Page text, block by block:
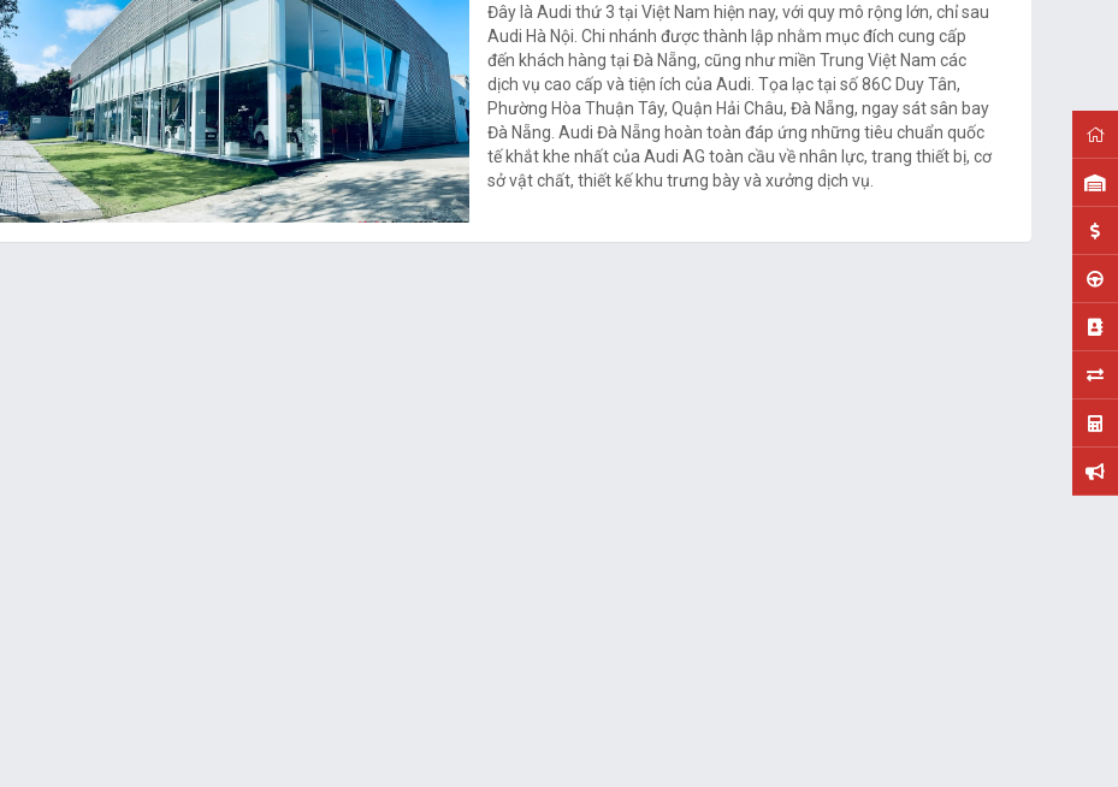
Đây là Audi thứ 3 tại Việt Nam hiện nay, với quy mô rộng lớn, chỉ sau
Audi Hà Nội. Chi nhánh được thành lập nhằm mục đích cung cấp
đến khách hàng tại Đà Nẵng, cũng như miền Trung Việt Nam các
dịch vụ cao cấp và tiện ích của Audi. Tọa lạc tại số 86C Duy Tân,
Phường Hòa Thuận Tây, Quận Hải Châu, Đà Nẵng, ngay sát sân bay
Đà Nẵng. Audi Đà Nẵng hoàn toàn đáp ứng những tiêu chuẩn quốc
tế khắt khe nhất của Audi AG toàn cầu về nhân lực, trang thiết bị, cơ
sở vật chất, thiết kế khu trưng bày và xưởng dịch vụ.